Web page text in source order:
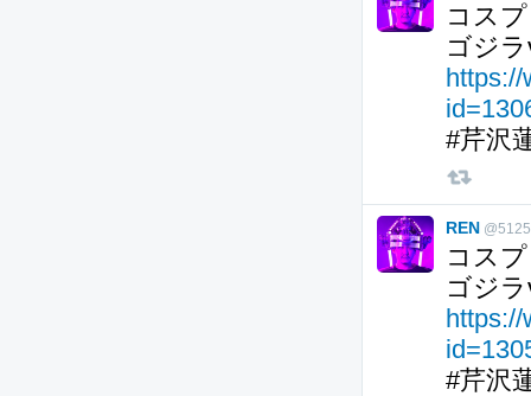
コス
ゴジ
https://
#芹沢
REN
コス
ゴジ
https://
#芹沢